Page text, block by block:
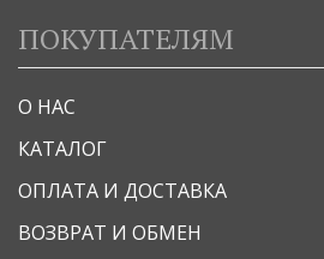
ПОКУПАТЕЛЯМ
О НАС
КАТАЛОГ
ОПЛАТА И ДОСТАВКА
ВОЗВРАТ И ОБМЕН